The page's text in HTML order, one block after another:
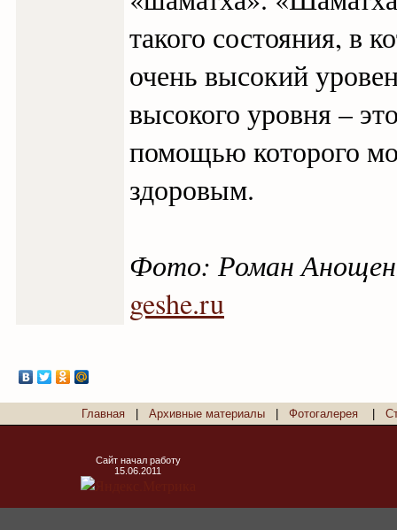
такого состояния, в
очень высокий
высокого уровня –
помощью которого
здоровым.
Фото: Роман
geshe.ru
Главная Архивные материалы Фотогалерея
Сайт начал работу
15.06.2011